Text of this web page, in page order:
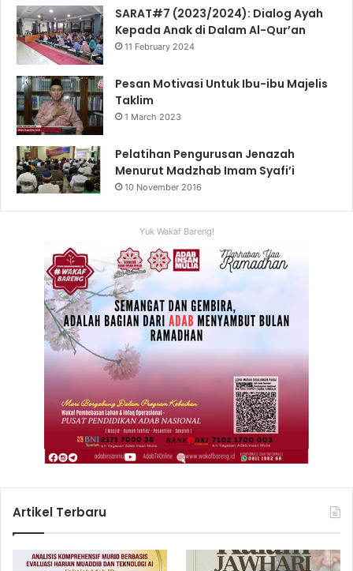
SARAT#7 (2023/2024): Dialog Ayah
Kepada Anak di Dalam Al-Qur’an
11 February 2024
Pesan Motivasi Untuk Ibu-ibu Majelis
Taklim
1 March 2023
Pelatihan Pengurusan Jenazah
Menurut Madzhab Imam Syafi’i
10 November 2016
Yuk Wakaf Bareng!
Artikel Terbaru